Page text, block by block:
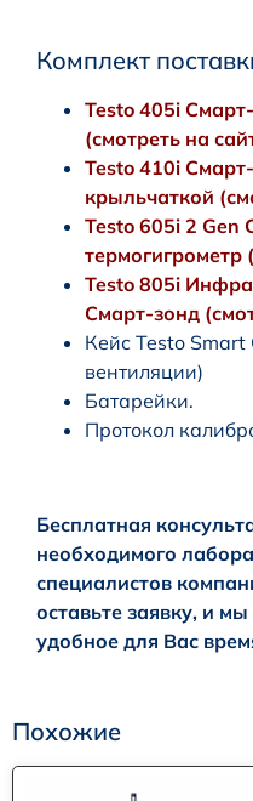
Комплект
Testo 405i
(смотреть на
Testo 410i
крыльчаткой
Testo 605i 2 Gen
термогигрометр
Testo 805i
Смарт-зонд
Кейс Testo Smart
вентиляции)
Батарейки.
Протокол
Бесплатная
необходимого
специалистов
оставьте заявку, и
удобное для Вас
Похожие